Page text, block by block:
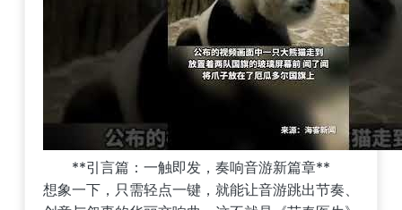
**引言篇：一触即发，奏响音游新篇章**
想象一下，只需轻点一键，就能让音游跳出节奏、